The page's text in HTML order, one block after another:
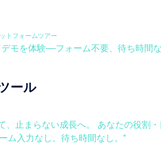
トフォームツアー
モを体験—フォーム不要、待ち時間
ール
、止まらない成長へ。 あなたの役割
ム入力なし。待ち時間なし。"